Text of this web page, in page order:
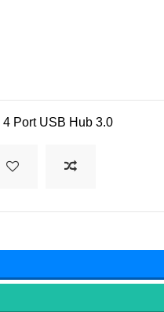
4 Port USB Hub 3.0